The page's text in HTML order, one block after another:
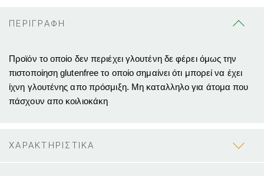
ΠΕΡΙΓΡΑΦΗ
Προϊόν το οποίο δεν περιέχει γλουτένη δε φέρει όμως την
πιστοποίηση glutenfree το οποίο σημαίνει ότι μπορεί να έχει
ίχνη γλουτένης απο πρόσμιξη. Μη καταλληλο για άτομα που
πάσχουν απο κοιλιοκάκη
ΧΑΡΑΚΤΗΡΙΣΤΙΚΑ